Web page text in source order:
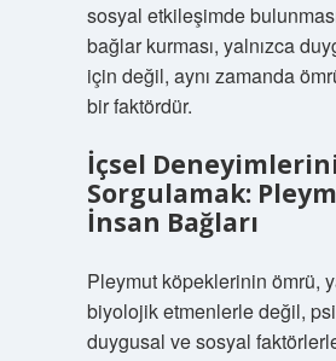
sosyal etkileşimde
bağlar kurması, yalnızca
için değil, aynı zamanda
bir faktördür.
İçsel
Sorgulamak:
İnsan Bağları
Pleymut köpeklerinin ömrü,
biyolojik etmenlerle değil,
duygusal ve sosyal